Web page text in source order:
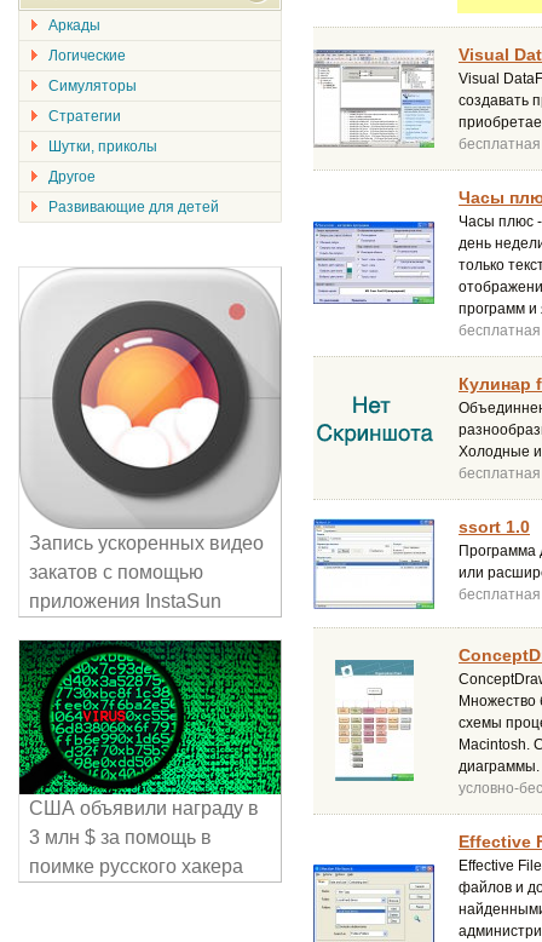
Visual
Visual
создавать
бесплатная
Часы
Часы плюс
день
только
программ и
бесплатная
Кулинар
Холодные и
бесплатная
ssort 1.0
Программа
или
бесплатная
Множество
схемы
Macintosh.
диаграммы.
условно-
Effective
Effective
файлов и
Аркады
Логические
Симуляторы
Стратегии
Шутки, приколы
Другое
Развивающие для детей
Запись ускоренных видео
закатов с помощью
приложения InstaSun
США объявили награду в
3 млн $ за помощь в
поимке русского хакера